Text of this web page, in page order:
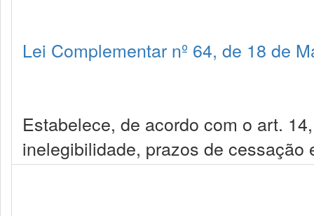
Lei Complementar nº 64, de 18 de
Estabelece, de acordo com o art.
inelegibilidade, prazos de